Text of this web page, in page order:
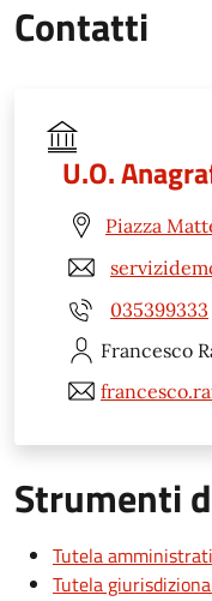
Contatti
U.O.
Piazza
035399333
Francesco
Strumenti
Tutela
Tutela